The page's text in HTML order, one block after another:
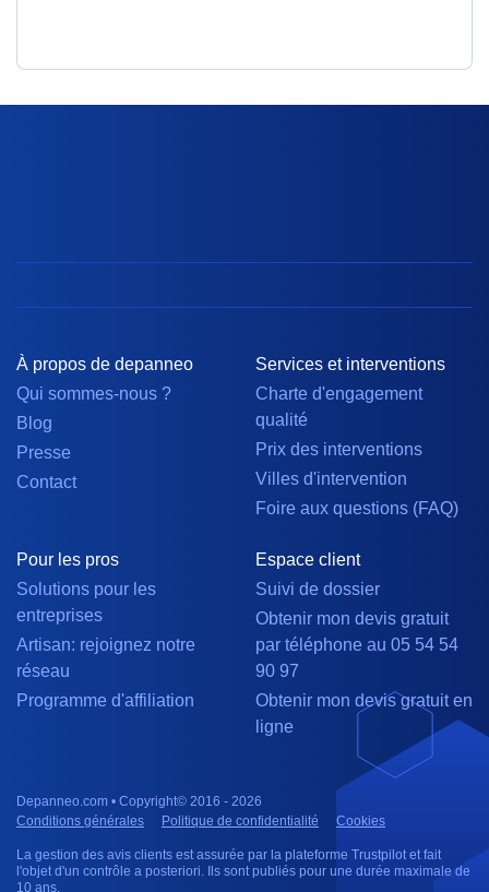
À propos de depanneo
Qui sommes-nous ?
Blog
Presse
Contact
Services et interventions
Charte d'engagement
qualité
Prix des interventions
Villes d'intervention
Foire aux questions (FAQ)
Pour les pros
Solutions pour les
entreprises
Artisan: rejoignez notre
réseau
Programme d'affiliation
Espace client
Suivi de dossier
Obtenir mon devis gratuit
par téléphone au 05 54 54
90 97
Obtenir mon devis gratuit en
ligne
Depanneo.com • Copyright© 2016 - 2026
Conditions générales
Politique de confidentialité Cookies
La gestion des avis clients est assurée par la plateforme Trustpilot et fait
l'objet d'un contrôle a posteriori. Ils sont publiés pour une durée maximale de
10 ans.